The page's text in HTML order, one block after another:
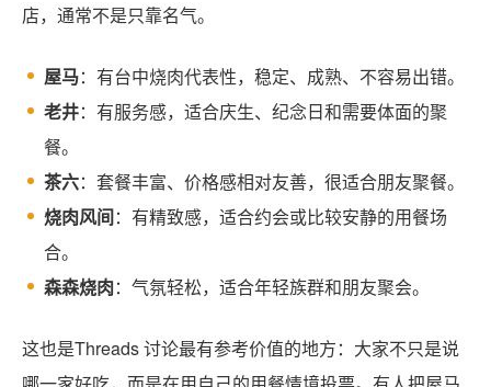
店，通常不是只靠名气。
屋马：有台中烧肉代表性，稳定、成熟、不容易出错。
老井：有服务感，适合庆生、纪念日和需要体面的聚
餐。
茶六：套餐丰富、价格感相对友善，很适合朋友聚餐。
烧肉风间：有精致感，适合约会或比较安静的用餐场
合。
森森烧肉：气氛轻松，适合年轻族群和朋友聚会。
这也是Threads 讨论最有参考价值的地方：大家不只是说